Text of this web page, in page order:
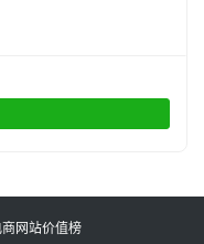
网站价值榜